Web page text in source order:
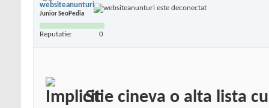
websiteanunturi
Junior SeoPedia
Reputatie: 0
Stie cineva o alta lista